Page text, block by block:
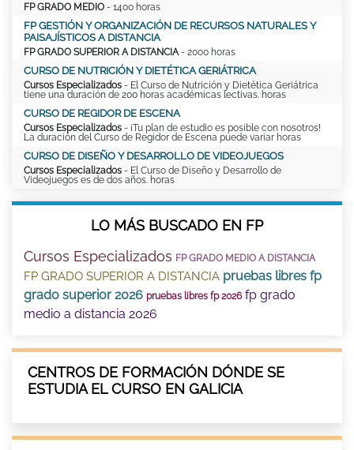
FP GRADO MEDIO - 1400 horas
FP GESTIÓN Y ORGANIZACIÓN DE RECURSOS NATURALES Y
PAISAJÍSTICOS A DISTANCIA
FP GRADO SUPERIOR A DISTANCIA - 2000 horas
CURSO DE NUTRICIÓN Y DIETÉTICA GERIÁTRICA
Cursos Especializados - El Curso de Nutrición y Dietética Geriátrica
tiene una duración de 200 horas académicas lectivas. horas
CURSO DE REGIDOR DE ESCENA
Cursos Especializados - ¡Tu plan de estudio es posible con nosotros!
La duración del Curso de Regidor de Escena puede variar horas
CURSO DE DISEÑO Y DESARROLLO DE VIDEOJUEGOS
Cursos Especializados - El Curso de Diseño y Desarrollo de
Videojuegos es de dos años. horas
LO MÁS BUSCADO EN FP
Cursos Especializados FP GRADO MEDIO A DISTANCIA
FP GRADO SUPERIOR A DISTANCIA pruebas libres fp
grado superior 2026 pruebas libres fp 2026 fp grado
medio a distancia 2026
CENTROS DE FORMACIÓN DÓNDE SE
ESTUDIA EL CURSO EN GALICIA